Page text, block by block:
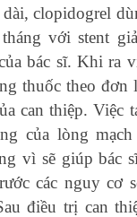
clopidogrel
với stent
bác sĩ. Khi ra
thuốc theo đơn
can thiệp. Việc
của lòng mạch
vì sẽ giúp bác
các nguy cơ
điều trị can